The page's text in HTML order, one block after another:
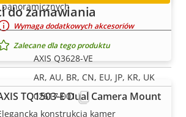
Wymaga dodatkowych akcesoriów
Zalecane dla tego produktu
TQ1503-E Dual Camera Mount
konstrukcja kamer
do zamawiania
AXIS Q3628-VE
AR, AU, BR, CN, EU, JP, KR, UK
02617-001